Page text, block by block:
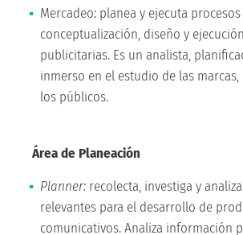
Mercadeo: planea y ejecuta
conceptualización, diseño y
publicitarias. Es un analista,
inmerso en el estudio de las
los públicos.
Área de Planeación
Planner: recolecta, investiga y
relevantes para el desarrollo de
comunicativos. Analiza información